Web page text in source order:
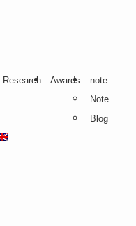
Research Awards
note
Note
Blog